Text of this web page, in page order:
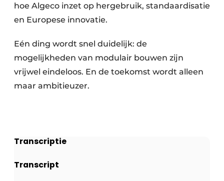
hoe Algeco inzet op hergebruik, standaardisatie
en Europese innovatie.
Eén ding wordt snel duidelijk: de
mogelijkheden van modulair bouwen zijn
vrijwel eindeloos. En de toekomst wordt alleen
maar ambitieuzer.
Transcriptie
Transcript